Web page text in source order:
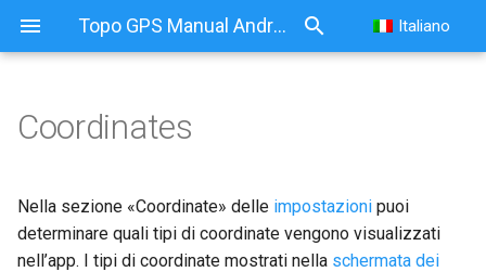
Topo GPS Manual Android Italiano
Coordinates
Nella sezione «Coordinate» delle impostazioni puoi
determinare quali tipi di coordinate vengono visualizzati
nell’app. I tipi di coordinate mostrati nella schermata dei